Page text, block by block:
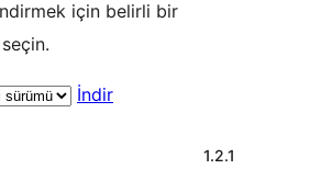
için belirli bir
İndir
1.2.1